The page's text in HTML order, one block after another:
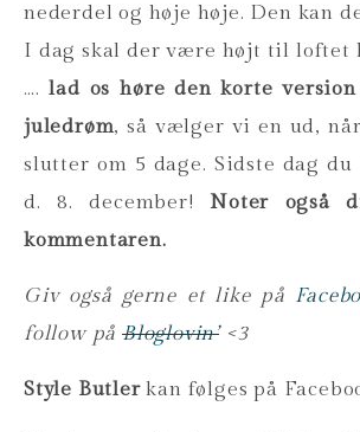
nederdel og høje høje. Den kan
I dag skal der være højt til loftet
….lad os høre den korte
juledrøm, så vælger vi en ud,
slutter om 5 dage. Sidste dag
d. 8. december! Noter også
kommentaren.
Giv også gerne et like på
follow påBloglovin’<3
Style Butlerkan følges på